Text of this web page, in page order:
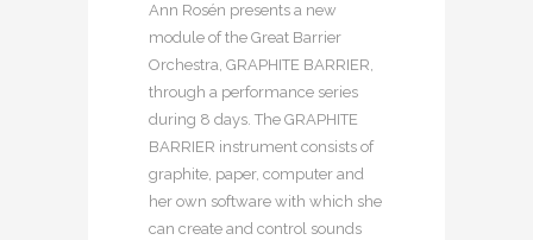
Ann Rosén presents a new
module of the Great Barrier
Orchestra, GRAPHITE BARRIER,
through a performance series
during 8 days. The GRAPHITE
BARRIER instrument consists of
graphite, paper, computer and
her own software with which she
can create and control sounds